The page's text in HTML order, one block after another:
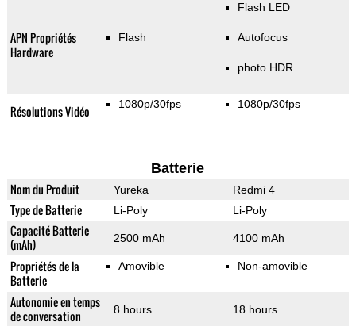
APN Propriétés
Hardware
Flash
Flash LED
Autofocus
photo HDR
Résolutions Vidéo 1080p/30fps 1080p/30fps
Batterie
Nom du Produit Yureka Redmi 4
Type de Batterie Li-Poly Li-Poly
Capacité Batterie
(mAh)
2500 mAh 4100 mAh
Propriétés de la
Batterie
Amovible Non-amovible
Autonomie en temps
de conversation
8 hours 18 hours